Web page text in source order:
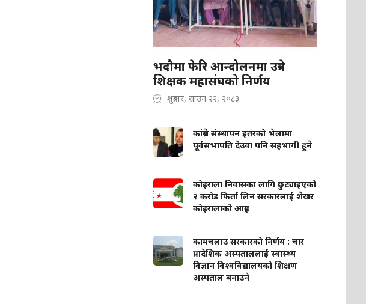
भदौमा फेरि आन्दोलनमा उत्रने
शिक्षक महासंघको निर्णय
शुक्रबार, साउन २२, २०८३
कांग्रेस संस्थापन इतरको भेलामा
पूर्वसभापति देउवा पनि सहभागी हुने
कोइराला निवासका लागि छुट्याइएको
२ करोड फिर्ता लिन सरकारलाई शेखर
कोइरालाको आग्रह
कामचलाउ सरकारको निर्णय : चार
प्रादेशिक अस्पताललाई स्वास्थ्य
विज्ञान विश्वविद्यालयको शिक्षण
अस्पताल बनाउने